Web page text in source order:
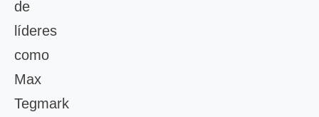
de
líderes
como
Max
Tegmark